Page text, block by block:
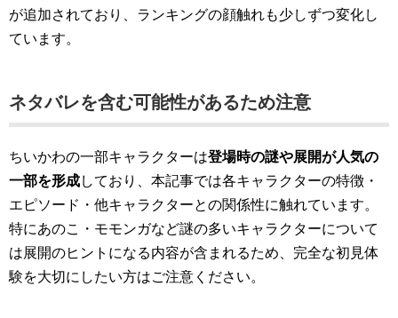
が追加されており、ランキングの顔触れも少しずつ変化し
ています。
ネタバレを含む可能性があるため注意
ちいかわの一部キャラクターは登場時の謎や展開が人気の
一部を形成しており、本記事では各キャラクターの特徴・
エピソード・他キャラクターとの関係性に触れています。
特にあのこ・モモンガなど謎の多いキャラクターについて
は展開のヒントになる内容が含まれるため、完全な初見体
験を大切にしたい方はご注意ください。